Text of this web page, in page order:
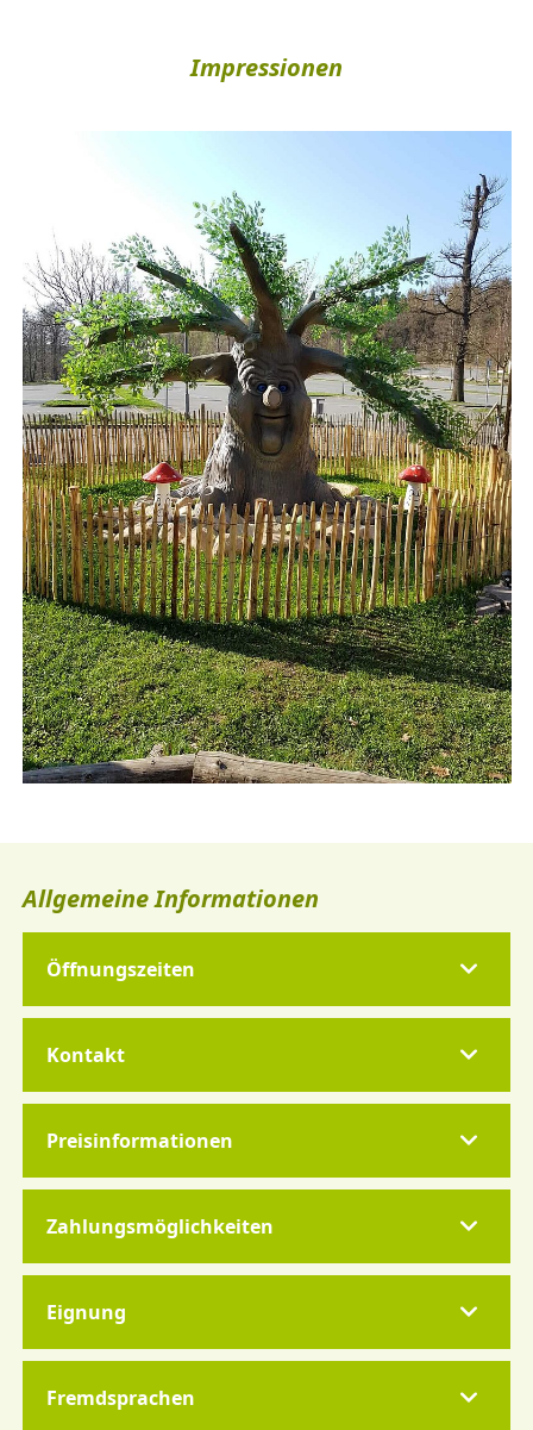
Impressionen
Allgemeine Informationen
Öffnungszeiten
Kontakt
Preisinformationen
Zahlungsmöglichkeiten
Eignung
Fremdsprachen